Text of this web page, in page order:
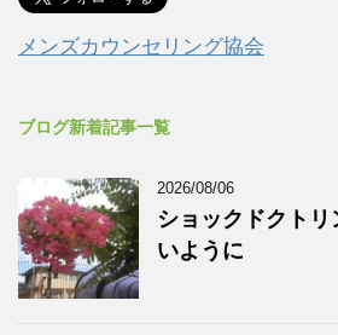
メンズカウンセリング協会
ブログ新着記事一覧
2026/08/06
ショックドクト
いように